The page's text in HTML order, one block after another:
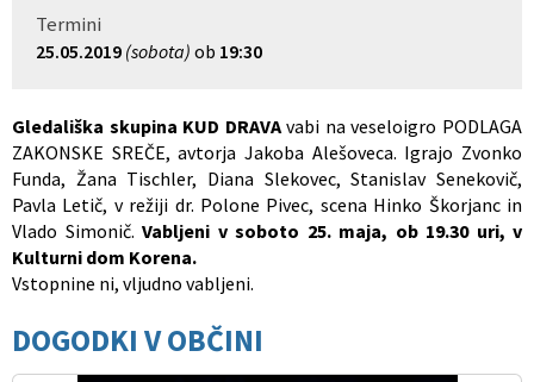
Termini
25.05.2019 (sobota) ob 19:30
Gledališka skupina KUD DRAVAvabi na veseloigro PODLAGA
ZAKONSKE SREČE, avtorja Jakoba Alešoveca. Igrajo Zvonko
Funda, Žana Tischler, Diana Slekovec, Stanislav Senekovič,
Pavla Letič, v režiji dr. Polone Pivec, scena Hinko Škorjanc in
Vlado Simonič. Vabljeni v soboto 25. maja, ob 19.30 uri, v
Kulturni dom Korena.
Vstopnine ni, vljudno vabljeni.
DOGODKI V OBČINI